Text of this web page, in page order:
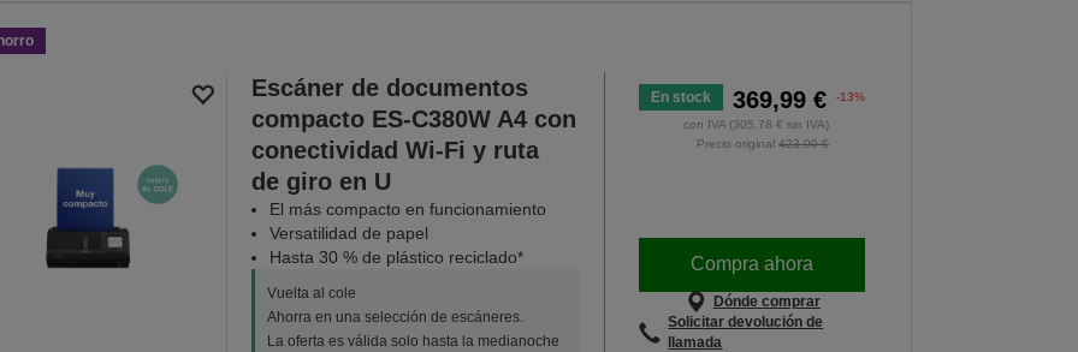
Escáner de documentos
compacto ES-C380W A4 con
conectividad Wi-Fi y ruta
de giro en U
El más compacto en funcionamiento
Versatilidad de papel
Hasta 30 % de plástico reciclado*
Vuelta al cole
Ahorra en una selección de escáneres.
La oferta es válida solo hasta la medianoche
En stock 369,99 € -13%
con IVA (305,78 € sin IVA)
Precio original423,90 €
Compra ahora
Dónde comprar
Solicitar devolución de
llamada